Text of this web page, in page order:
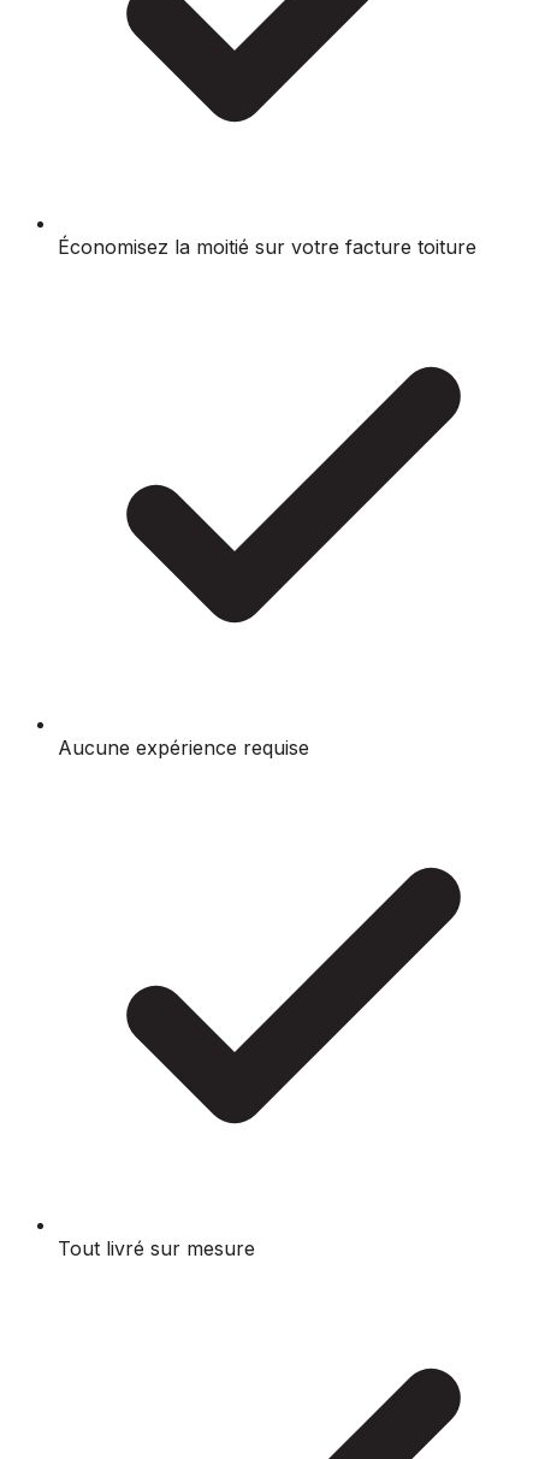
Économisez la moitié sur votre facture toiture
Aucune expérience requise
Tout livré sur mesure